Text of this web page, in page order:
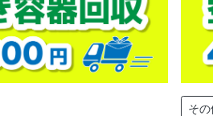
その